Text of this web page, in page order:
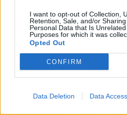
I want to opt-out of Collection,
Retention, Sale, and/or
Personal Data that Is
Purposes for which it was
Opted Out
CONFIRM
Data Deletion Data Access